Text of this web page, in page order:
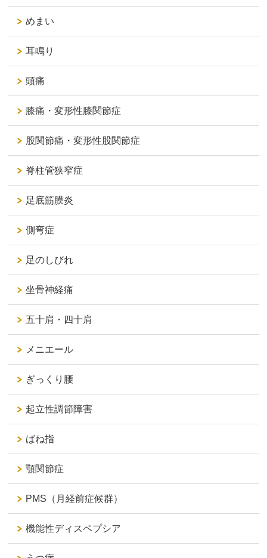
めまい
耳鳴り
頭痛
膝痛・変形性膝関節症
股関節痛・変形性股関節症
脊柱管狭窄症
足底筋膜炎
側弯症
足のしびれ
坐骨神経痛
五十肩・四十肩
メニエール
ぎっくり腰
起立性調節障害
ばね指
顎関節症
PMS（月経前症候群）
機能性ディスペプシア